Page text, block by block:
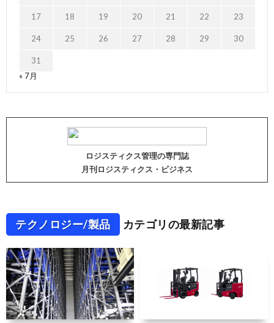
17 18 19 20 21 22 23
24 25 26 27 28 29 30
31
« 7月
ロジスティクス管理の専門誌
月刊ロジスティクス・ビジネス
テクノロジー/製品 カテゴリの最新記事